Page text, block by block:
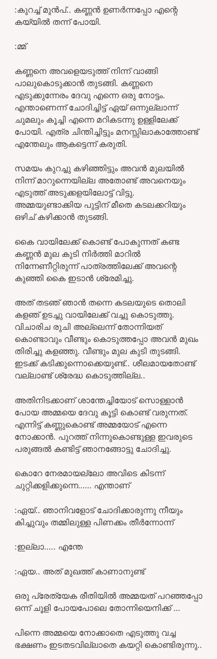
:കുറച്ച് മുൻപ്.. കണ്ണൻ ഉണർന്നപ്പോ എന്റെ
കയ്യിൽ തന്ന് പോയി.
:മ്മ്
കണ്ണനെ അവളെയടുത്ത്‌ നിന്ന് വാങ്ങി
പാലുകൊടുക്കാൻ തുടങ്ങി. കണ്ണനെ
എടുക്കുന്നേരം ദേവു എന്നെ ഒരു നോട്ടം.
എന്താണെന്ന് ചോദിച്ചിട്ട് ഏയ് ഒന്നുല്ലാന്ന്
ചുമലും കൂച്ചി എന്നെ മറികടന്നു ഉള്ളിലേക്ക്
പോയി. എത്ര ചിന്തിച്ചിട്ടും മനസ്സിലാകാത്തോണ്ട്
എന്തേലും ആകട്ടെന്ന് കരുതി.
സമയം കുറച്ചു കഴിഞ്ഞിട്ടും അവൻ മുലയിൽ
നിന്ന് മാറുന്നെയില്ല അതോണ്ട് അവനെയും
എടുത്ത് അടുക്കളയിലോട്ട് വിട്ടു.
അമ്മയുണ്ടാക്കിയ പുട്ടിന് മീതെ കടലക്കറിയും
ഒഴിച് കഴിക്കാൻ തുടങ്ങി.
കൈ വായിലേക്ക് കൊണ്ട് പോകുന്നത് കണ്ട
കണ്ണൻ മുല കുടി നിർത്തി മാറിൽ
നിന്നേണീറ്റിരുന്ന് പാത്രത്തിലേക്ക് അവന്റെ
കുഞ്ഞി കൈ ഇടാൻ ശ്രേമിച്ചു.
അത്‌ തടഞ് ഞാൻ തന്നെ കടലയുടെ തൊലി
കളഞ് ഉടച്ചു വായിലേക്ക് വച്ചു കൊടുത്തു.
വിചാരിച രുചി അല്ലെന്ന് തോന്നിയത്
കൊണ്ടാവും വീണ്ടും കൊടുത്തപ്പോ അവൻ മുഖം
തിരിച്ചു കളഞ്ഞു. വീണ്ടും മുല കുടി തുടങ്ങി.
ഇടക്ക് കടിക്കുന്നൊക്കെയുണ്ട്.. ശീലമായതോണ്ട്
വല്ലാണ്ട് ശ്രേദ്ധ കൊടുത്തില്ല..
അതിനിടക്കാണ് ശാന്തേച്ചിയോട് സൊള്ളാൻ
പോയ അമ്മയെ ദേവു കൂട്ടി കൊണ്ട് വരുന്നത്.
എന്നിട്ട് കണ്ണുകൊണ്ട് അമ്മയോട് എന്നെ
നോക്കാൻ. പുറത്ത് നിന്നുകൊണ്ടുള്ള ഇവരുടെ
പരുങ്ങൽ കണ്ടിട്ട് ഞാനങ്ങോട്ടു ചോദിച്ചു.
കൊറേ നേരമായല്ലോ അവിടെ കിടന്ന്
ചുറ്റിക്കളിക്കുന്നെ…… എന്താണ്
:ഏയ്.. ഞാനിവളോട് ചോദിക്കാരുന്നു നീയും
കിച്ചുവും തമ്മിലുള്ള പിണക്കം തീർന്നോന്ന്
:ഇല്ലാ….. എന്തേ
:ഏയ.. അത്‌ മുഖത്ത് കാണാനുണ്ട്
ഒരു പ്രേത്യേക രീതിയിൽ അമ്മയത് പറഞ്ഞപ്പോ
ഒന്ന് ചൂളി പോയപോലെ തോന്നിയെനിക്ക് …
പിന്നെ അമ്മയെ നോക്കാതെ എടുത്തു വച്ച
ഭക്ഷണം ഇടതടവില്ലാതെ കയറ്റി കൊണ്ടിരുന്നു..